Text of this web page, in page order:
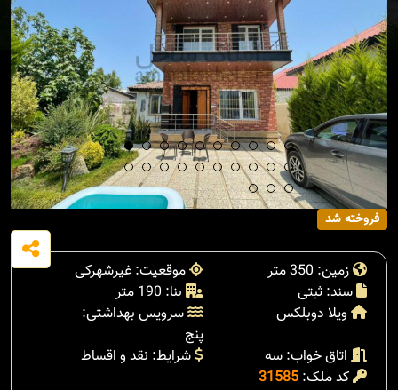
فروخته شد
زمین: 350 متر
موقعیت: غیرشهرکی
سند: ثبتی
بنا: 190 متر
ویلا دوبلکس
سرویس بهداشتی:
پنج
اتاق خواب: سه
شرایط: نقد و اقساط
کد ملک: 31585